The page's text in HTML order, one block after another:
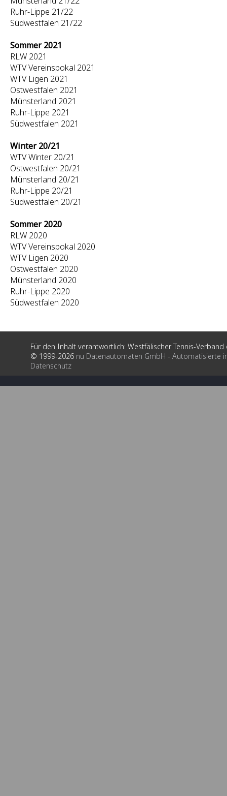
Ruhr-Lippe 21/22
Südwestfalen 21/22
Sommer 2021
RLW 2021
WTV Vereinspokal 2021
WTV Ligen 2021
Ostwestfalen 2021
Münsterland 2021
Ruhr-Lippe 2021
Südwestfalen 2021
Winter 20/21
WTV Winter 20/21
Ostwestfalen 20/21
Münsterland 20/21
Ruhr-Lippe 20/21
Südwestfalen 20/21
Sommer 2020
RLW 2020
WTV Vereinspokal 2020
WTV Ligen 2020
Ostwestfalen 2020
Münsterland 2020
Ruhr-Lippe 2020
Südwestfalen 2020
Für den Inhalt verantwortlich: Westfälischer Tennis-Verband
© 1999-2026 nu Datenautomaten GmbH - Automatisierte
Datenschutz